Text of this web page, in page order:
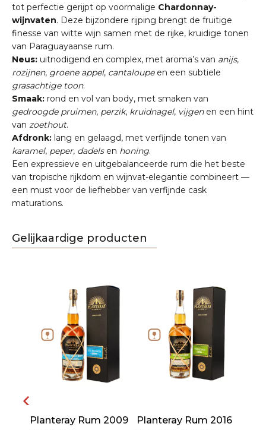
tot perfectie gerijpt op voormalige Chardonnay-
wijnvaten. Deze bijzondere rijping brengt de fruitige
finesse van witte wijn samen met de rijke, kruidige tonen
van Paraguayaanse rum.
Neus: uitnodigend en complex, met aroma’s van anijs,
rozijnen, groene appel, cantaloupeen een subtiele
grasachtige toon.
Smaak: rond en vol van body, met smaken van
gedroogde pruimen, perzik, kruidnagel, vijgenen een hint
van zoethout.
Afdronk: lang en gelaagd, met verfijnde tonen van
karamel, peper, dadelsen honing.
Een expressieve en uitgebalanceerde rum die het beste
van tropische rijkdom en wijnvat-elegantie combineert —
een must voor de liefhebber van verfijnde cask
maturations.
Gelijkaardige producten
Planteray Rum 2009
Planteray Rum 2016